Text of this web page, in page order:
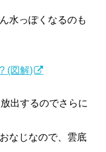
水っぽくなるのも
(図解)
出するのでさらに
なじなので、雲底